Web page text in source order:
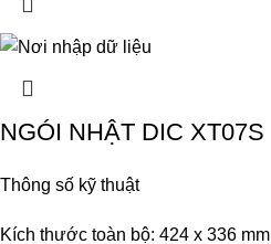
NGÓI NHẬT DIC XT07S
Thông số kỹ thuật
Kích thước toàn bộ: 424 x 336 mm